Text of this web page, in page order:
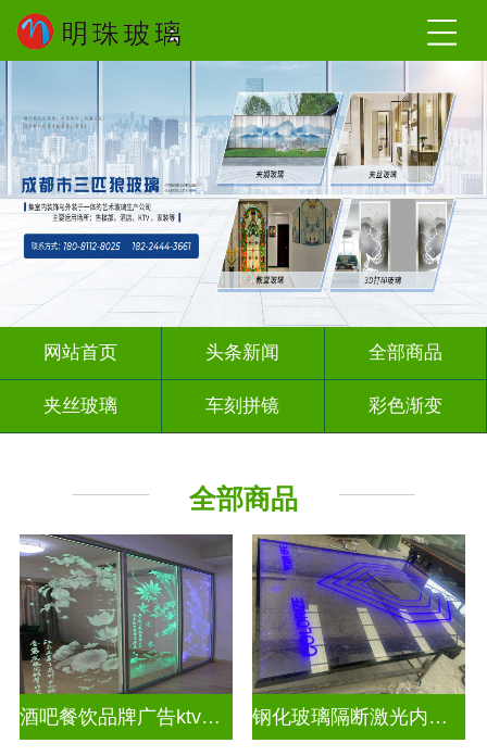
网站首页 头条新闻 全部商品
夹丝玻璃 车刻拼镜 彩色渐变
深 渊 镜
全部商品
酒吧餐饮品牌广告ktv激光内雕发光艺术玻璃 钢化玻璃隔断激光内雕护栏玻璃